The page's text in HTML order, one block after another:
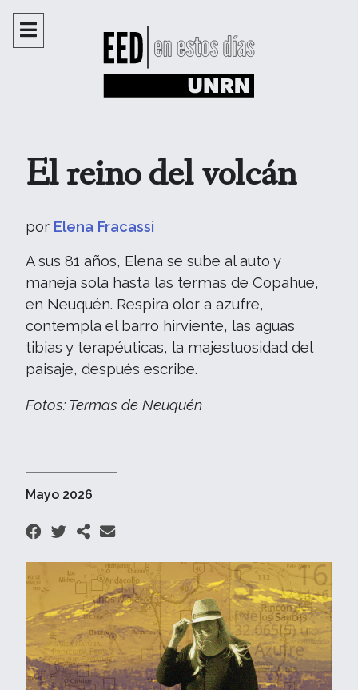
El reino del volcán
por Elena Fracassi
A sus 81 años, Elena se sube al auto y
maneja sola hasta las termas de Copahue,
en Neuquén. Respira olor a azufre,
contempla el barro hirviente, las aguas
tibias y terapéuticas, la majestuosidad del
paisaje, después escribe.
Fotos: Termas de Neuquén
Mayo 2026